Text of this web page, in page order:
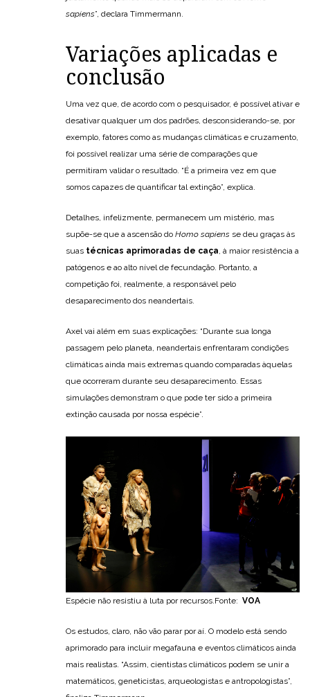
sapiens”, declara Timmermann.
Variações aplicadas e
conclusão
Uma vez que, de acordo com o pesquisador, é possível ativar e
desativar qualquer um dos padrões, desconsiderando-se, por
exemplo, fatores como as mudanças climáticas e cruzamento,
foi possível realizar uma série de comparações que
permitiram validar o resultado. “É a primeira vez em que
somos capazes de quantificar tal extinção”, explica.
Detalhes, infelizmente, permanecem um mistério, mas
supõe-se que a ascensão do Homo sapiens se deu graças às
suas técnicas aprimoradas de caça, à maior resistência a
patógenos e ao alto nível de fecundação. Portanto, a
competição foi, realmente, a responsável pelo
desaparecimento dos neandertais.
Axel vai além em suas explicações: “Durante sua longa
passagem pelo planeta, neandertais enfrentaram condições
climáticas ainda mais extremas quando comparadas àquelas
que ocorreram durante seu desaparecimento. Essas
simulações demonstram o que pode ter sido a primeira
extinção causada por nossa espécie”.
Espécie não resistiu à luta por recursos.Fonte: VOA
Os estudos, claro, não vão parar por aí. O modelo está sendo
aprimorado para incluir megafauna e eventos climáticos ainda
mais realistas. “Assim, cientistas climáticos podem se unir a
matemáticos, geneticistas, arqueologistas e antropologistas”,